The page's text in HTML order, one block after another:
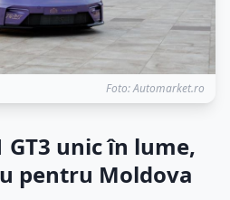
Foto: Automarket.ro
GT3 unic în lume,
pentru Moldova